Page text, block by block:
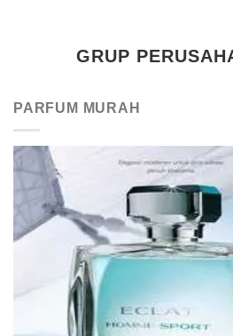
GRUP
PARFUM MURAH